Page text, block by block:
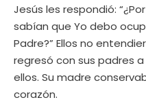
Jesús les respondió:
sabían que Yo debo
Padre?” Ellos no
regresó con sus padres
ellos. Su madre
corazón.